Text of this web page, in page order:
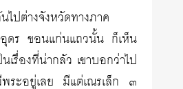
ไปต่างจังหวัดทางภาค
ดร ขอนแก่นแถวนั้น ก็เห็น
เรื่องที่น่ากลัว เขาบอกว่าไป
พระอยู่เลย มีแต่เณรเล็ก ๓